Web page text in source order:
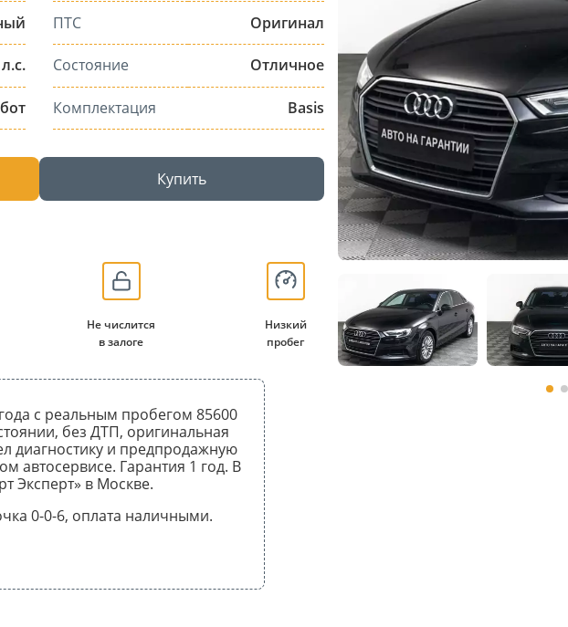
ПТС Оригинал
Состояние Отличное
Комплектация Basis
Купить
Не числится
в залоге
Низкий
пробег
с реальным пробегом 85600
без ДТП, оригинальная
диагностику и предпродажную
автосервисе. Гарантия 1 год. В
Эксперт» в Москве.
0-0-6, оплата наличными.